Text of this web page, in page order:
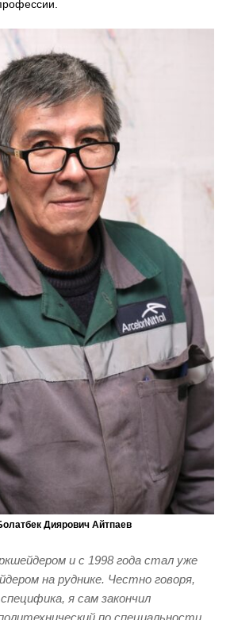
Диярович Айтпаев
и с 1998 года стал уже
на руднике. Честно говоря,
я сам закончил
по специальности